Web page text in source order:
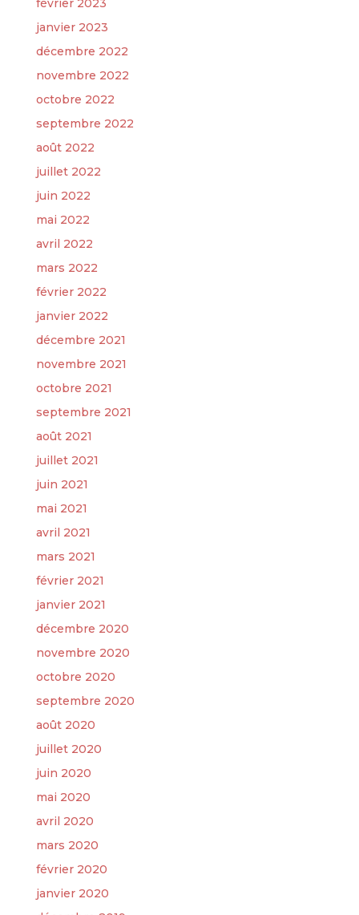
février 2023
janvier 2023
décembre 2022
novembre 2022
octobre 2022
septembre 2022
août 2022
juillet 2022
juin 2022
mai 2022
avril 2022
mars 2022
février 2022
janvier 2022
décembre 2021
novembre 2021
octobre 2021
septembre 2021
août 2021
juillet 2021
juin 2021
mai 2021
avril 2021
mars 2021
février 2021
janvier 2021
décembre 2020
novembre 2020
octobre 2020
septembre 2020
août 2020
juillet 2020
juin 2020
mai 2020
avril 2020
mars 2020
février 2020
janvier 2020